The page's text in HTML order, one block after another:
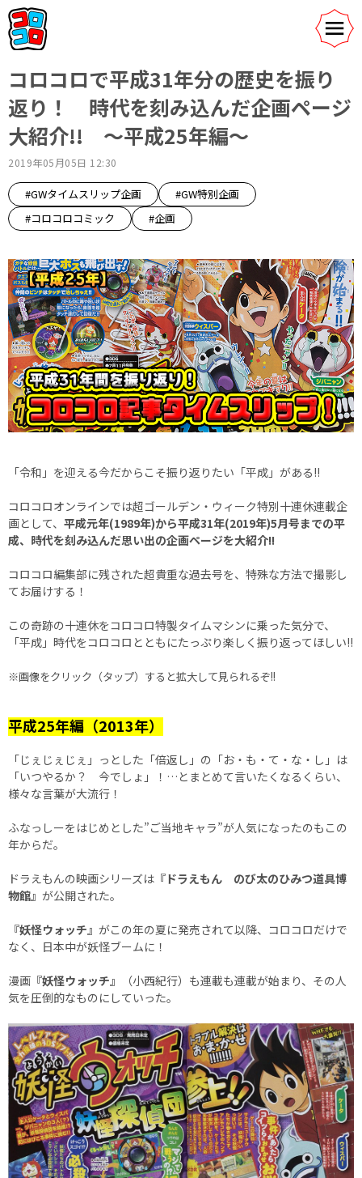
コロコロで平成31年分の歴史を振り
返り！ 時代を刻み込んだ企画ページ
大紹介!! ～平成25年編～
2019年05月05日 12:30
#GWタイムスリップ企画
#GW特別企画
#コロコロコミック
#企画
「令和」を迎える今だからこそ振り返りたい「平成」がある!!
コロコロオンラインでは超ゴールデン・ウィーク特別十連休連載企
画として、 平成元年(1989年)から平成31年(2019年)5月号までの平
成、時代を刻み込んだ思い出の企画ページを大紹介!!
コロコロ編集部に残された超貴重な過去号を、特殊な方法で撮影し
てお届けする！
この奇跡の十連休をコロコロ特製タイムマシンに乗った気分で、
「平成」時代をコロコロとともにたっぷり楽しく振り返ってほしい!!
※画像をクリック（タップ）すると拡大して見られるぞ!!
平成25年編（2013年）
「じぇじぇじぇ」っとした「倍返し」の「お・も・て・な・し」は
「いつやるか？ 今でしょ」！…とまとめて言いたくなるくらい、
様々な言葉が大流行！
ふなっしーをはじめとした”ご当地キャラ”が人気になったのもこの
年からだ。
ドラえもんの映画シリーズは 『ドラえもん のび太のひみつ道具博
物館』 が公開された。
『妖怪ウォッチ』 がこの年の夏に発売されて以降、コロコロだけで
なく、日本中が妖怪ブームに！
漫画 『妖怪ウォッチ』
（小西紀行）も連載も連載が始まり、その人
気を圧倒的なものにしていった。